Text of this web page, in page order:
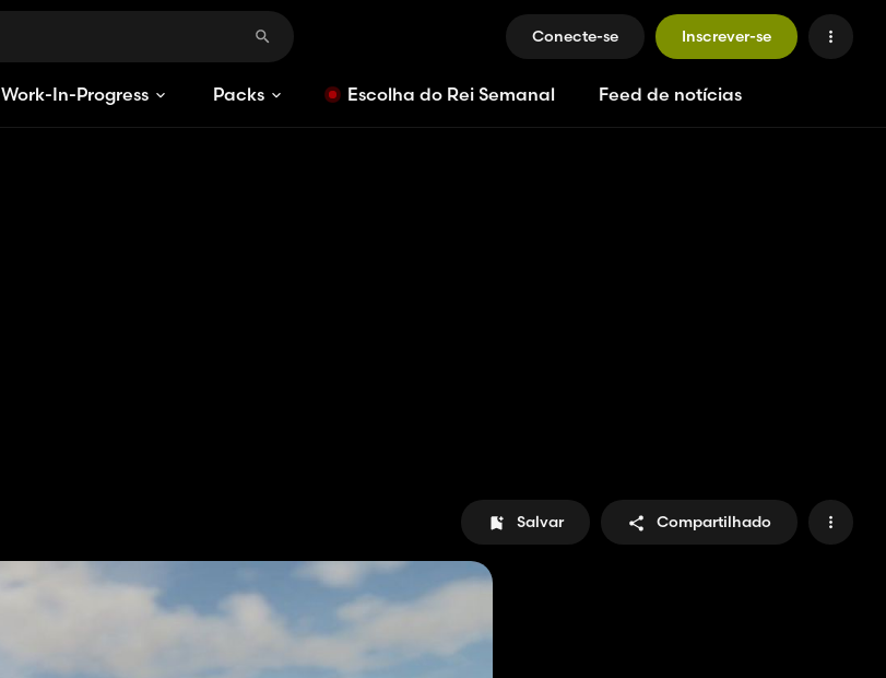
Conecte-se Inscrever-se
Work-In-Progress Packs Escolha do Rei Semanal Feed de notícias
Salvar Compartilhado